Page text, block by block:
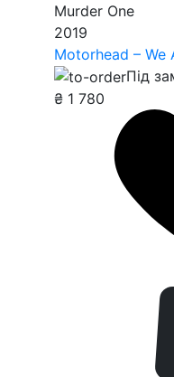
Murder One
2019
Motorhead – We
Під
₴ 1 780